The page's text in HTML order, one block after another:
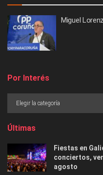
Miguel
Por Interés
Últimas
Fiestas en
conciertos,
agosto